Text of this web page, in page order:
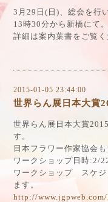
3月29日(日)、総会を行
13時30分から新橋にて。
詳細は案内葉書をご覧く
2015-01-05 23:44:00
世界らん展日本大賞
世界らん展日本大賞
す。
日本フラワー作家協会
ワークショップ日時:2/
ワークショップ スケジ
ます。
http://